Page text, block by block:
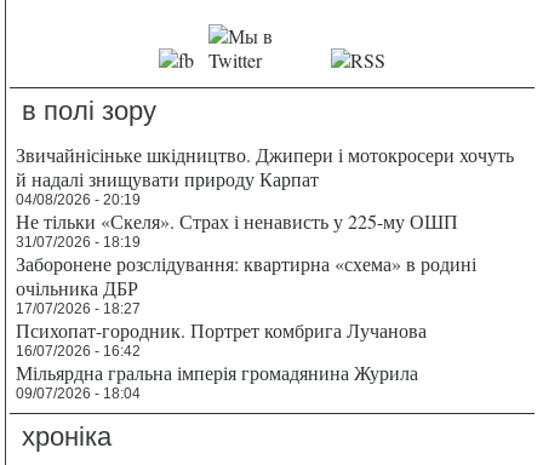
в полі зору
Звичайнісіньке шкідництво. Джипери і мотокросери хочуть
й надалі знищувати природу Карпат
04/08/2026 - 20:19
Не тільки «Скеля». Страх і ненависть у 225-му ОШП
31/07/2026 - 18:19
Заборонене розслідування: квартирна «схема» в родині
очільника ДБР
17/07/2026 - 18:27
Психопат-городник. Портрет комбрига Лучанова
16/07/2026 - 16:42
Мільярдна гральна імперія громадянина Журила
09/07/2026 - 18:04
хроніка